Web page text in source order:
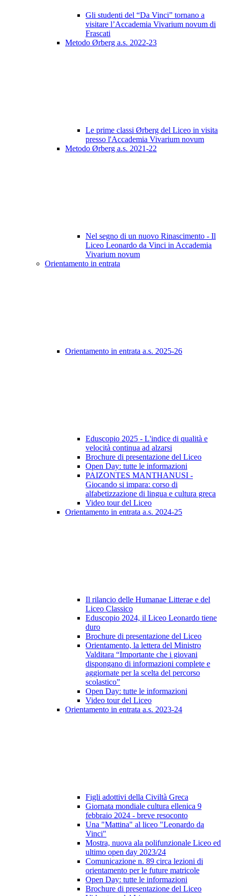
Gli studenti del “Da Vinci” tornano a
visitare l’Accademia Vivarium novum di
Frascati
Metodo Ørberg a.s. 2022-23
Le prime classi Ørberg del Liceo in visita
presso l'Accademia Vivarium novum
Metodo Ørberg a.s. 2021-22
Nel segno di un nuovo Rinascimento - Il
Liceo Leonardo da Vinci in Accademia
Vivarium novum
Orientamento in entrata
Orientamento in entrata a.s. 2025-26
Eduscopio 2025 - L'indice di qualità e
velocità continua ad alzarsi
Brochure di presentazione del Liceo
Open Day: tutte le informazioni
PAIZONTES MANTHANUSI -
Giocando si impara: corso di
alfabetizzazione di lingua e cultura greca
Video tour del Liceo
Orientamento in entrata a.s. 2024-25
Il rilancio delle Humanae Litterae e del
Liceo Classico
Eduscopio 2024, il Liceo Leonardo tiene
duro
Brochure di presentazione del Liceo
Orientamento, la lettera del Ministro
Valditara “Importante che i giovani
dispongano di informazioni complete e
aggiornate per la scelta del percorso
scolastico”
Open Day: tutte le informazioni
Video tour del Liceo
Orientamento in entrata a.s. 2023-24
Figli adottivi della Civiltà Greca
Giornata mondiale cultura ellenica 9
febbraio 2024 - breve resoconto
Una "Mattina" al liceo "Leonardo da
Vinci"
Mostra, nuova ala polifunzionale Liceo ed
ultimo open day 2023/24
Comunicazione n. 89 circa lezioni di
orientamento per le future matricole
Open Day: tutte le informazioni
Brochure di presentazione del Liceo